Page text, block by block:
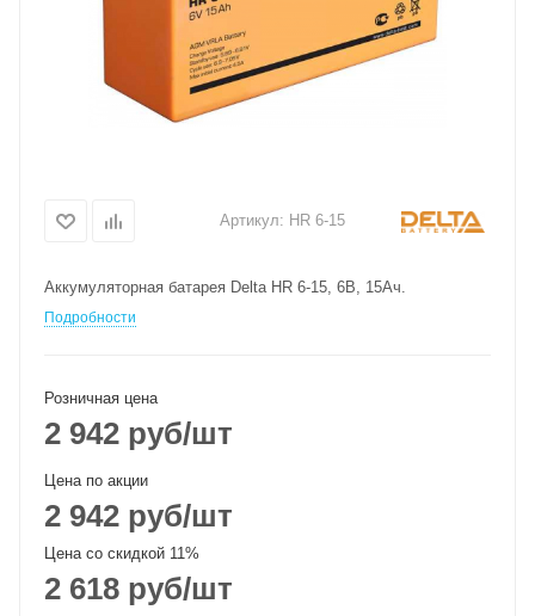
Артикул: HR 6-15
Аккумуляторная батарея Delta HR 6-15, 6В, 15Ач.
Подробности
Розничная цена
2 942 руб/шт
Цена по акции
2 942 руб/шт
Цена со скидкой 11%
2 618 руб/шт